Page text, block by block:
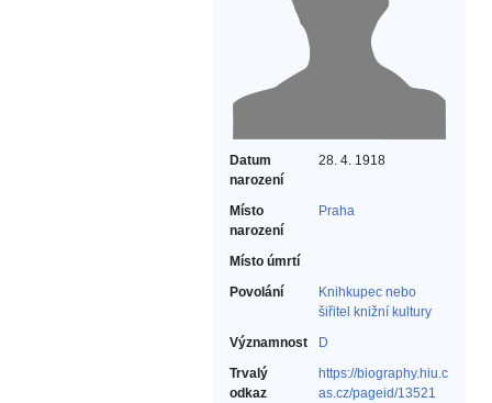
Datum
narození
28. 4. 1918
Místo
narození
Praha
Místo úmrtí
Povolání
Knihkupec nebo
šiřitel knižní kultury‎
Významnost
D
Trvalý
odkaz
https://biography.hiu.c
as.cz/pageid/13521